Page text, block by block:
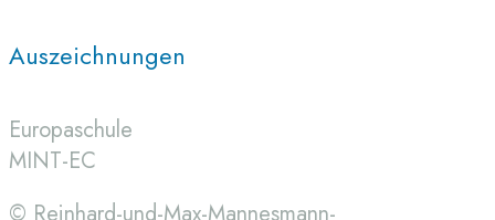
Auszeichnungen
Europaschule
MINT-EC